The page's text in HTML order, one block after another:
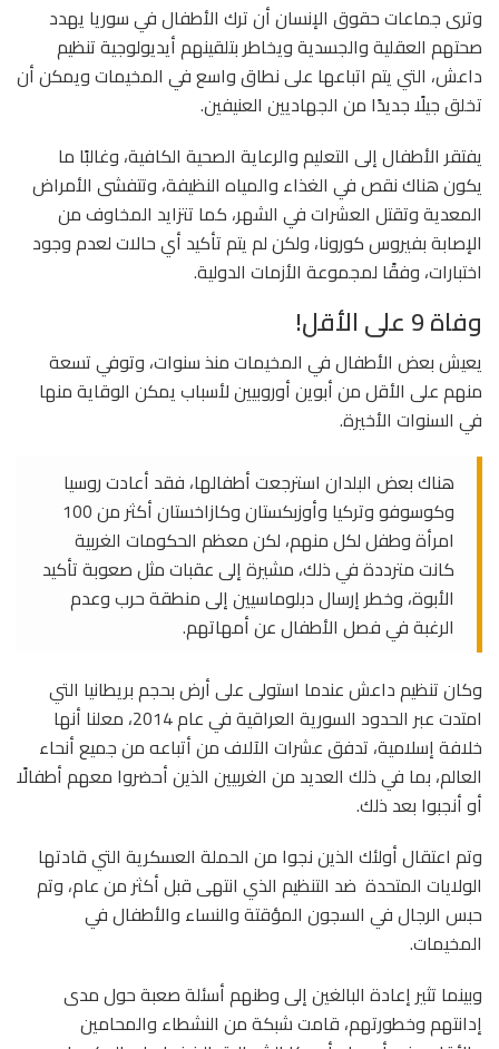
وترى جماعات حقوق الإنسان أن ترك الأطفال في سوريا يهدد
صحتهم العقلية والجسدية ويخاطر بتلقينهم أيديولوجية تنظيم
داعش، التي يتم اتباعها على نطاق واسع في المخيمات ويمكن أن
تخلق جيلًا جديدًا من الجهاديين العنيفين.
يفتقر الأطفال إلى التعليم والرعاية الصحية الكافية، وغالبًا ما
يكون هناك نقص في الغذاء والمياه النظيفة، وتتفشى الأمراض
المعدية وتقتل العشرات في الشهر، كما تتزايد المخاوف من
الإصابة بفيروس كورونا، ولكن لم يتم تأكيد أي حالات لعدم وجود
اختبارات، وفقًا لمجموعة الأزمات الدولية.
وفاة 9 على الأقل!
يعيش بعض الأطفال في المخيمات منذ سنوات، وتوفي تسعة
منهم على الأقل من أبوين أوروبيين لأسباب يمكن الوقاية منها
في السنوات الأخيرة.
هناك بعض البلدان استرجعت أطفالها، فقد أعادت روسيا
وكوسوفو وتركيا وأوزبكستان وكازاخستان أكثر من 100
امرأة وطفل لكل منهم، لكن معظم الحكومات الغربية
كانت مترددة في ذلك، مشيرة إلى عقبات مثل صعوبة تأكيد
الأبوة، وخطر إرسال دبلوماسيين إلى منطقة حرب وعدم
الرغبة في فصل الأطفال عن أمهاتهم.
وكان تنظيم داعش عندما استولى على أرض بحجم بريطانيا التي
امتدت عبر الحدود السورية العراقية في عام 2014، معلنا أنها
خلافة إسلامية، تدفق عشرات الآلاف من أتباعه من جميع أنحاء
العالم، بما في ذلك العديد من الغربيين الذين أحضروا معهم أطفالًا
أو أنجبوا بعد ذلك.
وتم اعتقال أولئك الذين نجوا من الحملة العسكرية التي قادتها
الولايات المتحدة ضد التنظيم الذي انتهى قبل أكثر من عام، وتم
حبس الرجال في السجون المؤقتة والنساء والأطفال في
المخيمات.
وبينما تثير إعادة البالغين إلى وطنهم أسئلة صعبة حول مدى
إدانتهم وخطورتهم، قامت شبكة من النشطاء والمحامين